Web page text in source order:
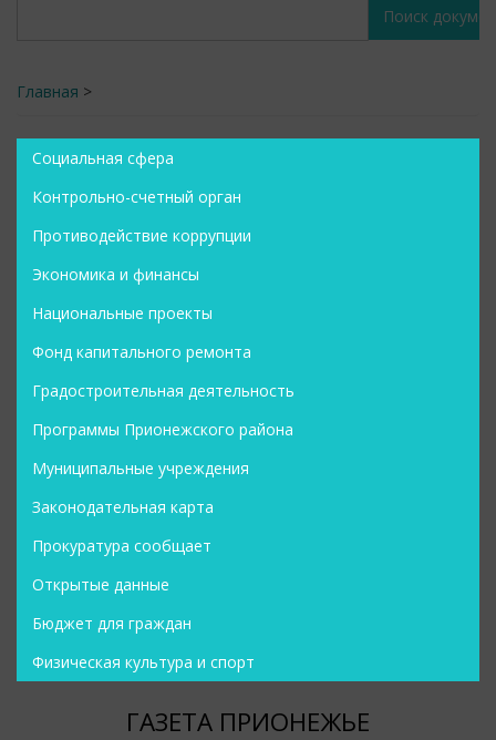
Главная >
Социальная сфера
Контрольно-счетный орган
Противодействие коррупции
Экономика и финансы
Национальные проекты
Фонд капитального ремонта
Градостроительная деятельность
Программы Прионежского района
Муниципальные учреждения
Законодательная карта
Прокуратура сообщает
Открытые данные
Бюджет для граждан
Физическая культура и спорт
ГАЗЕТА ПРИОНЕЖЬЕ